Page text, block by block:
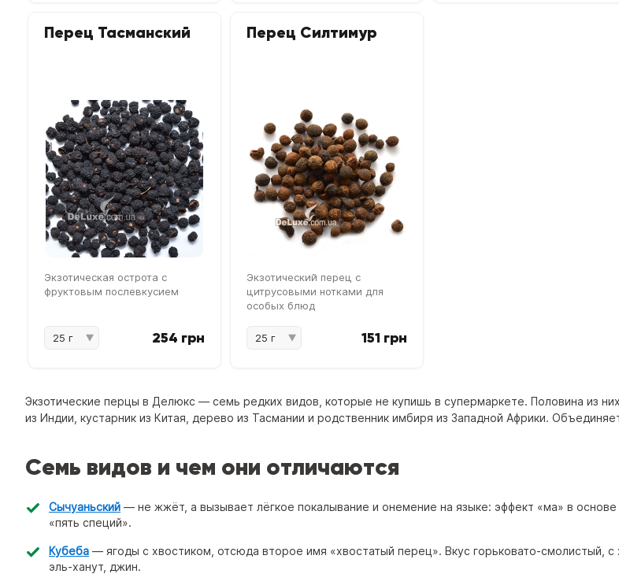
Перец Тасманский
Экзотическая острота с
фруктовым послевкусием
254 грн
Перец Силтимур
Экзотический перец с
цитрусовыми нотками для
особых блюд
151 грн
Экзотические перцы в Делюкс — семь редких видов, которые не купишь в супермаркете. Половина из
из Индии, кустарник из Китая, дерево из Тасмании и родственник имбиря из Западной Африки.
Семь видов и чем они отличаются
Сычуаньский — не жжёт, а вызывает лёгкое покалывание и онемение на языке: эффект «ма» в
«пять специй».
Кубеба — ягоды с хвостиком, отсюда второе имя «хвостатый перец». Вкус горьковато-смолистый, с
эль-ханут, джин.